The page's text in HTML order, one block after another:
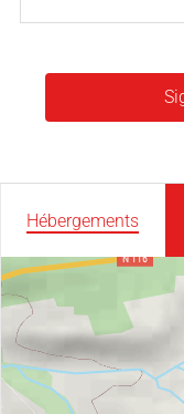
Hébergements